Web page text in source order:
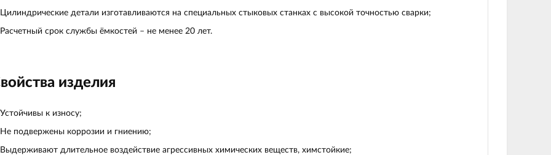
Цилиндрические детали изготавливаются на специальных стыковых станках с высокой точностью сварки;
Расчетный срок службы ёмкостей – не менее 20 лет.
изделия
Устойчивы к износу;
Не подвержены коррозии и гниению;
Выдерживают длительное воздействие агрессивных химических веществ, химстойкие;